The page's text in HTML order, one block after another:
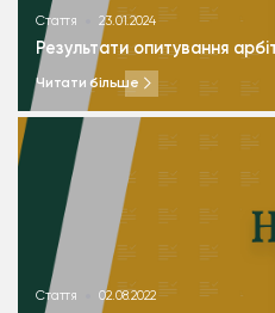
Стаття 23.01.2024
Результати опитування
Читати більше
Стаття 02.08.2022